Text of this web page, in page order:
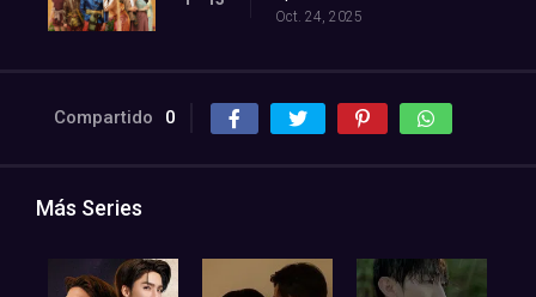
Oct. 24, 2025
Compartido 0
Más Series